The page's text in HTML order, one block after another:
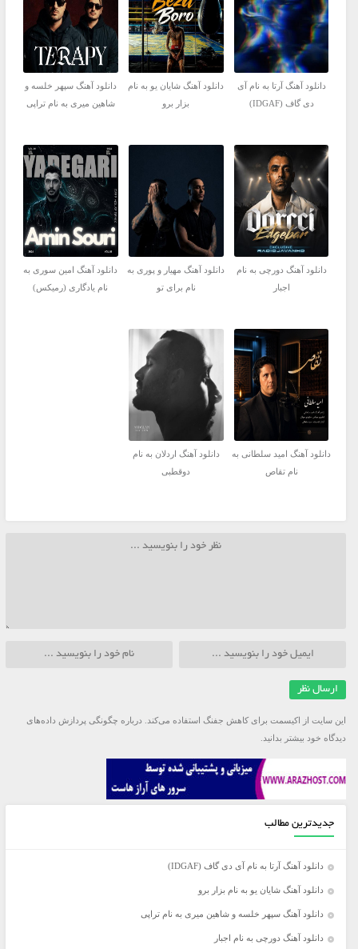
دانلود آهنگ آرتا به نام آی
دی گاف (IDGAF)
دانلود آهنگ شایان یو به نام
بزار برو
دانلود آهنگ سپهر خلسه و
شاهین میری به نام تراپی
دانلود آهنگ دورچی به نام
اجبار
دانلود آهنگ مهیار و پوری به
نام برای تو
دانلود آهنگ امین سوری به
نام یادگاری (رمیکس)
دانلود آهنگ امید سلطانی به
نام تقاص
دانلود آهنگ اردلان به نام
دوقطبی
این سایت از اکیسمت برای کاهش جفنگ استفاده می‌کند. درباره چگونگی پردازش داده‌های
دیدگاه خود بیشتر بدانید.
جدیدترین مطالب
دانلود آهنگ آرتا به نام آی دی گاف (IDGAF)
دانلود آهنگ شایان یو به نام بزار برو
دانلود آهنگ سپهر خلسه و شاهین میری به نام تراپی
دانلود آهنگ دورچی به نام اجبار